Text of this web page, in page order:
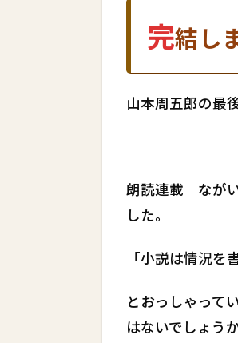
完結し
山本周五郎の最
朗読連載 ながい
した。
「小説は情況を
とおっしゃって
はないでしょう